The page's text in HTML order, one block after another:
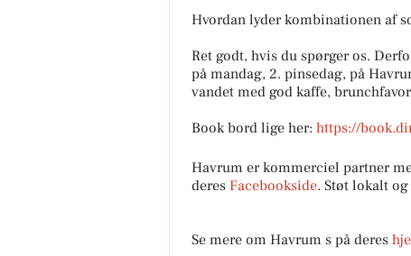
Hvordan lyder kombinationen af
Ret godt, hvis du spørger os.
på mandag, 2. pinsedag, på
vandet med god kaffe,
Book bord lige her: https://
Havrum er kommerciel partner
deres Facebookside. Støt lokalt
Se mere om Havrum s på deres
har i mange år været en
Åbn opslaget